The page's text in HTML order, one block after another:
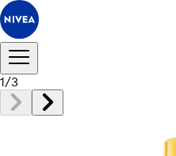
1/3